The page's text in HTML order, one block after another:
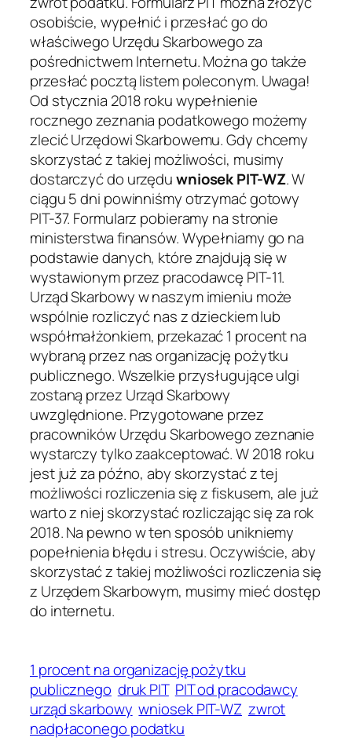
osobiście, wypełnić i przesłać go do
właściwego Urzędu Skarbowego za
pośrednictwem Internetu. Można go także
przesłać pocztą listem poleconym. Uwaga!
Od stycznia 2018 roku wypełnienie
rocznego zeznania podatkowego możemy
zlecić Urzędowi Skarbowemu. Gdy chcemy
skorzystać z takiej możliwości, musimy
dostarczyć do urzęduwniosek PIT-WZ. W
ciągu 5 dni powinniśmy otrzymać gotowy
PIT-37. Formularz pobieramy na stronie
ministerstwa finansów. Wypełniamy go na
podstawie danych, które znajdują się w
wystawionym przez pracodawcę PIT-11.
Urząd Skarbowy w naszym imieniu może
wspólnie rozliczyć nas z dzieckiem lub
współmałżonkiem, przekazać 1 procent na
wybraną przez nas organizację pożytku
publicznego. Wszelkie przysługujące ulgi
zostaną przez Urząd Skarbowy
uwzględnione. Przygotowane przez
pracowników Urzędu Skarbowego zeznanie
wystarczy tylko zaakceptować. W 2018 roku
jest już za późno, aby skorzystać z tej
możliwości rozliczenia się z fiskusem, ale już
warto z niej skorzystać rozliczając się za rok
2018. Na pewno w ten sposób unikniemy
popełnienia błędu i stresu. Oczywiście, aby
skorzystać z takiej możliwości rozliczenia się
z Urzędem Skarbowym, musimy mieć dostęp
do internetu.
1 procent na organizację pożytku
publicznego druk PIT PIT od pracodawcy
urząd skarbowy wniosek PIT-WZ zwrot
nadpłaconego podatku